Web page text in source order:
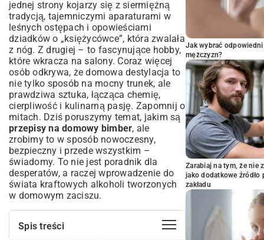
jednej strony kojarzy się z siermiężną
tradycją, tajemniczymi aparaturami w
leśnych ostępach i opowieściami
dziadków o „księżycówce”, która zwalała
z nóg. Z drugiej – to fascynujące hobby,
które wkracza na salony. Coraz więcej
osób odkrywa, że domowa destylacja to
nie tylko sposób na mocny trunek, ale
prawdziwa sztuka, łącząca chemię,
cierpliwość i kulinarną pasję. Zapomnij o
mitach. Dziś poruszymy temat, jakim są
przepisy na domowy bimber, ale
zrobimy to w sposób nowoczesny,
bezpieczny i przede wszystkim –
świadomy. To nie jest poradnik dla
desperatów, a raczej wprowadzenie do
świata kraftowych alkoholi tworzonych
w domowym zaciszu.
Spis treści
Jak wybrać
mężczyzn?
Zarabiaj na tym, że nie
jako dodatkowe
zakładu